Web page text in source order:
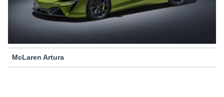
McLaren Artura